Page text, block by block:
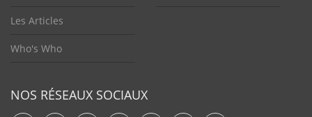
Les Articles
Who's Who
NOS RÉSEAUX SOCIAUX